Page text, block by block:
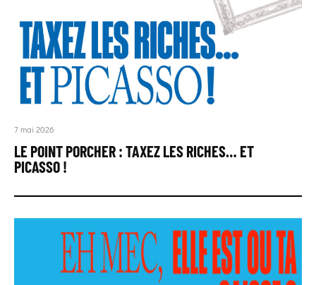
7 mai 2026
LE POINT PORCHER : TAXEZ LES RICHES… ET
PICASSO !